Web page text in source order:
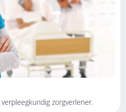
zorgverlener.